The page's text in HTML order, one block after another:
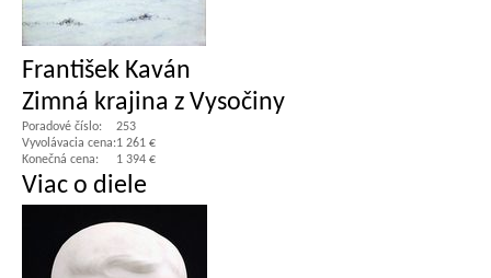
František Kaván
Zimná krajina z Vysočiny
Poradové číslo:
253
Vyvolávacia cena:1 261 €
Konečná cena:
1 394 €
Viac o diele